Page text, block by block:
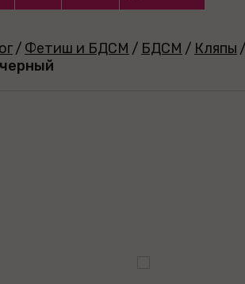
/ Фетиш и БДСМ / БДСМ / Кляпы